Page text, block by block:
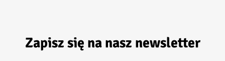
Zapisz się na nasz newsletter